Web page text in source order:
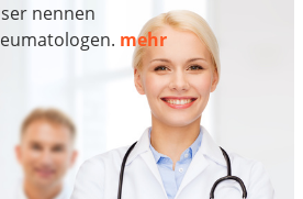
nennen
mehr